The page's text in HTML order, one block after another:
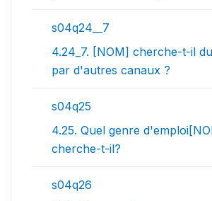
s04q24__7
4.24_7. [NOM] cherche-t-il
par d'autres canaux ?
s04q25
4.25. Quel genre
cherche-t-il?
s04q26